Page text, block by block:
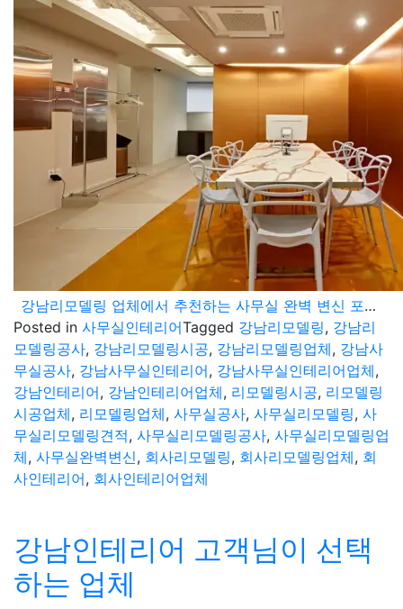
강남리모델링 업체에서 추천하는 사무실 완벽 변신 포트폴리오
Posted in 사무실인테리어Tagged 강남리모델링, 강남리
모델링공사, 강남리모델링시공, 강남리모델링업체, 강남사
무실공사, 강남사무실인테리어, 강남사무실인테리어업체,
강남인테리어, 강남인테리어업체, 리모델링시공, 리모델링
시공업체, 리모델링업체, 사무실공사, 사무실리모델링, 사
무실리모델링견적, 사무실리모델링공사, 사무실리모델링업
체, 사무실완벽변신, 회사리모델링, 회사리모델링업체, 회
사인테리어, 회사인테리어업체
강남인테리어 고객님이 선택
하는 업체